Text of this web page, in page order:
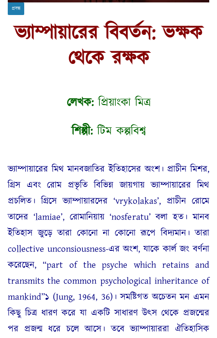
প্রবন্ধ
ভ্যাম্পায়ারের বিবর্তন: ভক্ষক
থেকে রক্ষক
লেখক:প্রিয়াংকা মিত্র
শিল্পী:টিম কল্পবিশ্ব
ভ্যাম্পায়ারের মিথ মানবজাতির ইতিহাসের অংশ। প্রাচীন মিশর,
গ্রিস এবং রোম প্রভৃতি বিভিন্ন জায়গায় ভ্যাম্পায়ারের মিথ
প্রচলিত। গ্রিসে ভ্যাম্পায়ারদের ‘vrykolakas’, প্রাচীন রোমে
তাদের ‘lamiae’, রোমানিয়ায় ‘nosferatu’ বলা হত। মানব
ইতিহাস জুড়ে তারা কোনো না কোনো রূপে বিদ্যমান। তারা
collective unconsiousness-এর অংশ, যাকে কার্ল জং বর্ণনা
করেছেন, “part of the psyche which retains and
transmits the common psychological inheritance of
mankind”১ (Jung, 1964, 36)। সমষ্টিগত অচেতন মন এমন
কিছু চিত্র ধারণ করে যা একটি সাধারণ উৎস থেকে প্রজন্মের
পর প্রজন্ম ধরে চলে আসে। তবে ভ্যাম্পায়াররা ঐতিহাসিক